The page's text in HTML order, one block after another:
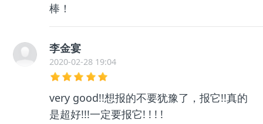
棒！
李金宴
2020-02-28 19:04
very good!!想报的不要犹豫了，报它!!真的
是超好!!!一定要报它! ! ! !